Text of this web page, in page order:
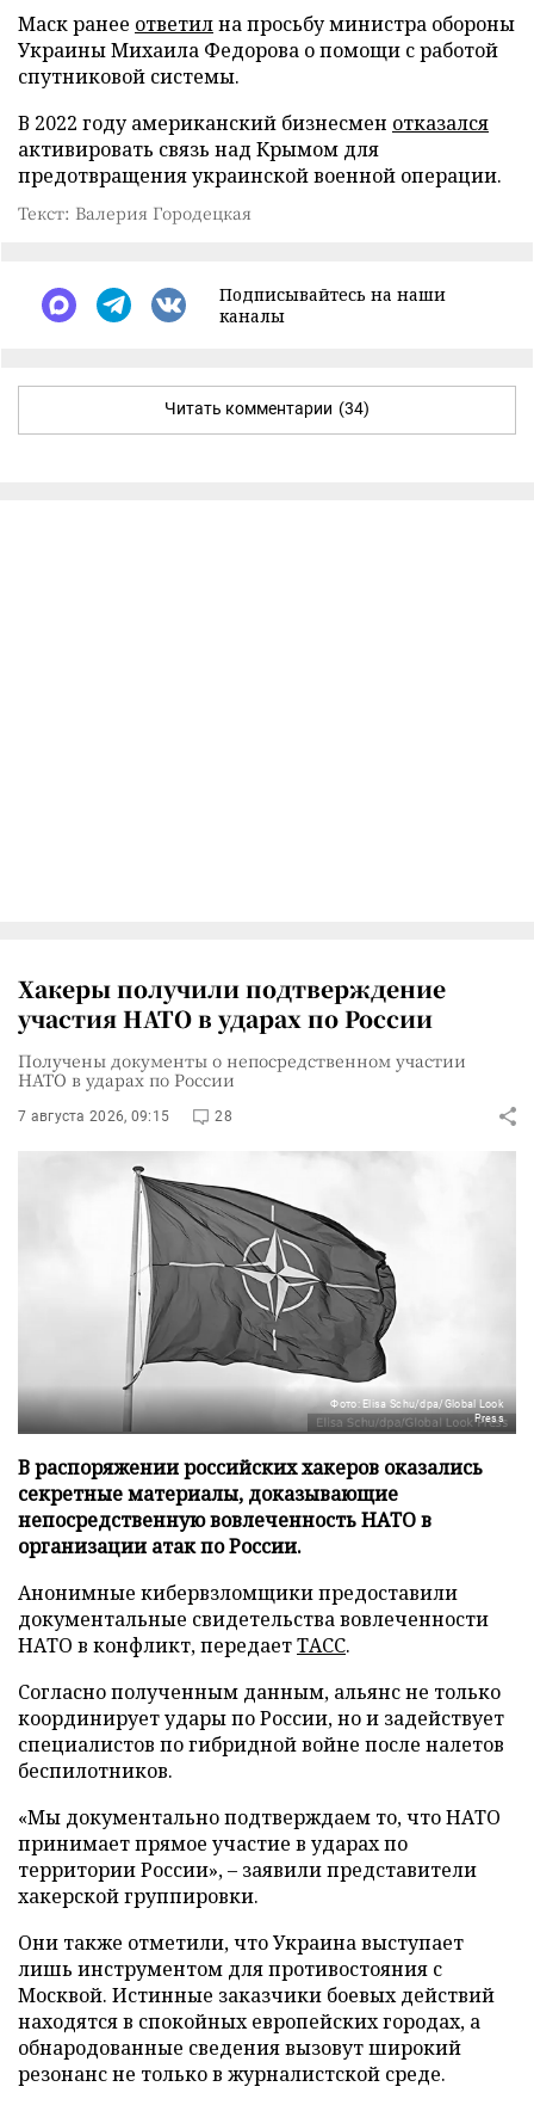
Маск ранее ответилна просьбу министра обороны
Украины Михаила Федорова о помощи с работой
спутниковой системы.
В 2022 году американский бизнесмен отказался
активировать связь над Крымом для
предотвращения украинской военной операции.
Текст: Валерия Городецкая
Подписывайтесь на наши
каналы
Читать комментарии (34)
Хакеры получили подтверждение
участия НАТО в ударах по России
Получены документы о непосредственном участии
НАТО в ударах по России
7 августа 2026, 09:15 28
Фото: Elisa Schu/dpa/Global Look
Press
В распоряжении российских хакеров оказались
секретные материалы, доказывающие
непосредственную вовлеченность НАТО в
организации атак по России.
Анонимные кибервзломщики предоставили
документальные свидетельства вовлеченности
НАТО в конфликт, передаетТАСС.
Согласно полученным данным, альянс не только
координирует удары по России, но и задействует
специалистов по гибридной войне после налетов
беспилотников.
«Мы документально подтверждаем то, что НАТО
принимает прямое участие в ударах по
территории России», – заявили представители
хакерской группировки.
Они также отметили, что Украина выступает
лишь инструментом для противостояния с
Москвой. Истинные заказчики боевых действий
находятся в спокойных европейских городах, а
обнародованные сведения вызовут широкий
резонанс не только в журналистской среде.